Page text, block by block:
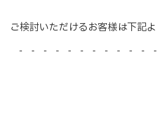
ご検討いただけるお客様は下記
- - - - - - - - - - -